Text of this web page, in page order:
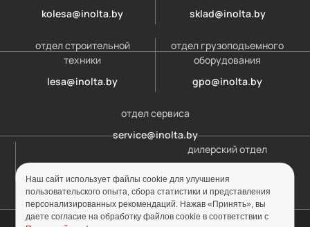
kolesa@inolta.by
sklad@inolta.by
отдел строительной
техники
lesa@inolta.by
отдел грузоподъемного
оборудования
gpo@inolta.by
отдел сервиса
service@inolta.by
дилерский отдел
Наш сайт использует файлы cookie для улучшения
пользовательского опыта, сбора статистики и представления
персонализированных рекомендаций. Нажав «Принять», вы
даете согласие на обработку файлов cookie в соответствии с